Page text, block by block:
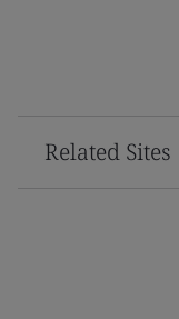
Related Sites